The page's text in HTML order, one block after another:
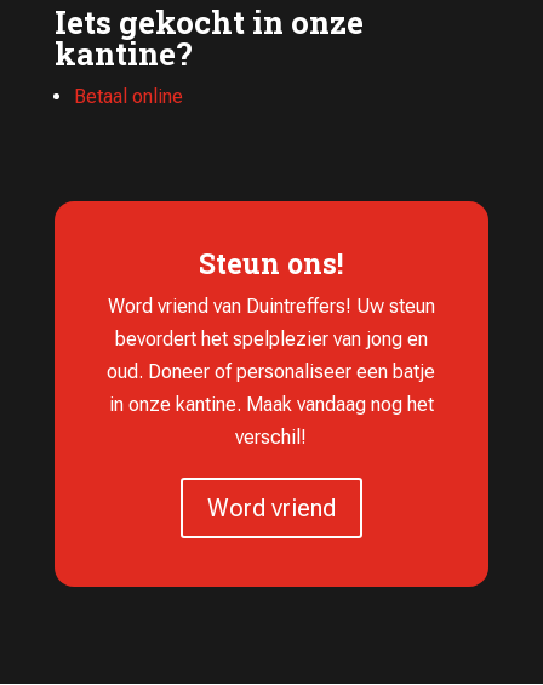
Iets gekocht in onze
kantine?
Betaal online
Steun ons!
Word vriend van Duintreffers! Uw steun
bevordert het spelplezier van jong en
oud. Doneer of personaliseer een batje
in onze kantine. Maak vandaag nog het
verschil!
Word vriend